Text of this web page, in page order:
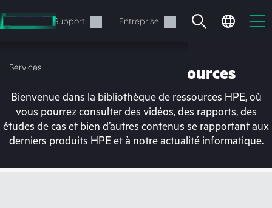
au
contenu
Support Entreprise
Services
Votre panier est
Bibliothèque de ressources
Bienvenue dans la bibliothèque de ressources HPE, où
vous pourrez consulter des vidéos, des rapports, des
études de cas et bien d’autres contenus se rapportant aux
derniers produits HPE et à notre actualité informatique.